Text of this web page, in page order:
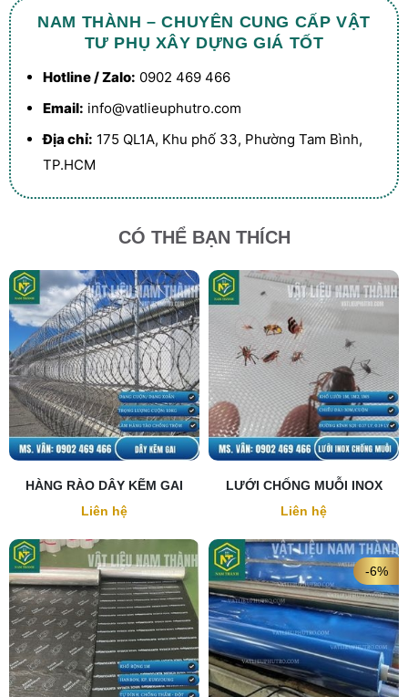
NAM THÀNH – CHUYÊN CUNG CẤP VẬT
TƯ PHỤ XÂY DỰNG GIÁ TỐT
Hotline / Zalo: 0902 469 466
Email: info@vatlieuphutro.com
Địa chỉ: 175 QL1A, Khu phố 33, Phường Tam Bình,
TP.HCM
CÓ THỂ BẠN THÍCH
HÀNG RÀO DÂY KẼM GAI
Liên hệ
LƯỚI CHỐNG MUỖI INOX
Liên hệ
-6%